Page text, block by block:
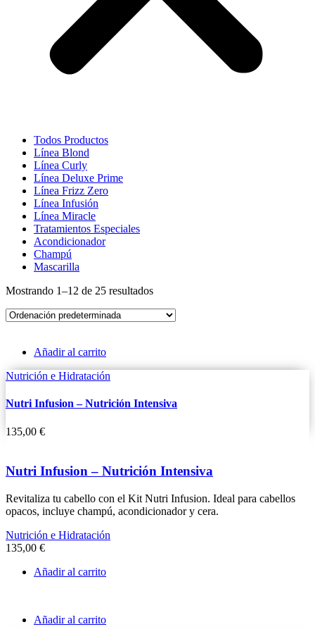
Todos Productos
Línea Blond
Línea Curly
Línea Deluxe Prime
Línea Frizz Zero
Línea Infusión
Línea Miracle
Tratamientos Especiales
Acondicionador
Champú
Mascarilla
Mostrando 1–12 de 25 resultados
Añadir al carrito
Nutrición e Hidratación
Nutri Infusion – Nutrición Intensiva
135,00 €
Nutri Infusion – Nutrición Intensiva
Revitaliza tu cabello con el Kit Nutri Infusion. Ideal para cabellos
opacos, incluye champú, acondicionador y cera.
Nutrición e Hidratación
135,00 €
Añadir al carrito
Añadir al carrito